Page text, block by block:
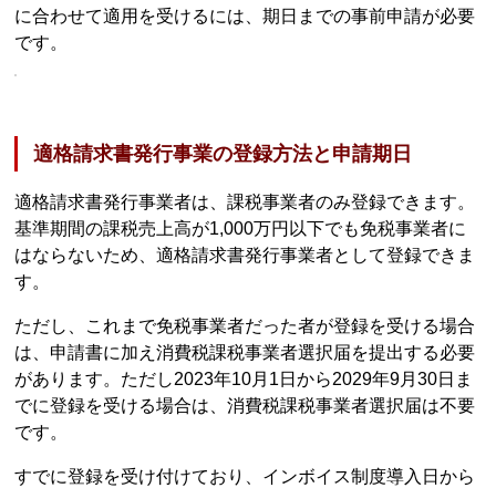
に合わせて適用を受けるには、期日までの事前申請が必要
です。
適格請求書発行事業の登録方法と申請期日
適格請求書発行事業者は、課税事業者のみ登録できます。
基準期間の課税売上高が1,000万円以下でも免税事業者に
はならないため、適格請求書発行事業者として登録できま
す。
ただし、これまで免税事業者だった者が登録を受ける場合
は、申請書に加え消費税課税事業者選択届を提出する必要
があります。ただし2023年10月1日から2029年9月30日ま
でに登録を受ける場合は、消費税課税事業者選択届は不要
です。
すでに登録を受け付けており、インボイス制度導入日から